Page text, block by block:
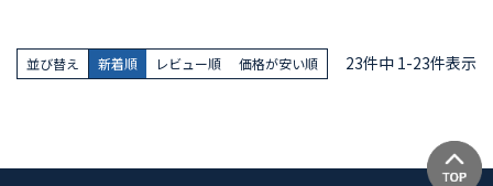
並び替え 新着順 レビュー順 価格が安い順 23件中 1-23件表示